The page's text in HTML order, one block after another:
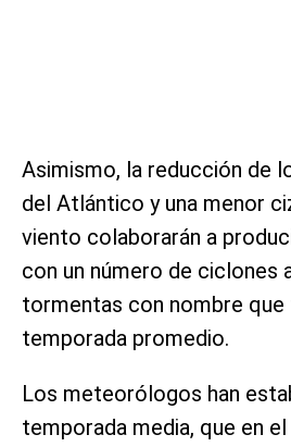
Asimismo, la reducción de
del Atlántico y una menor
viento colaborarán a
con un número de ciclones
tormentas con nombre que
temporada promedio.
Los meteorólogos han
temporada media, que en